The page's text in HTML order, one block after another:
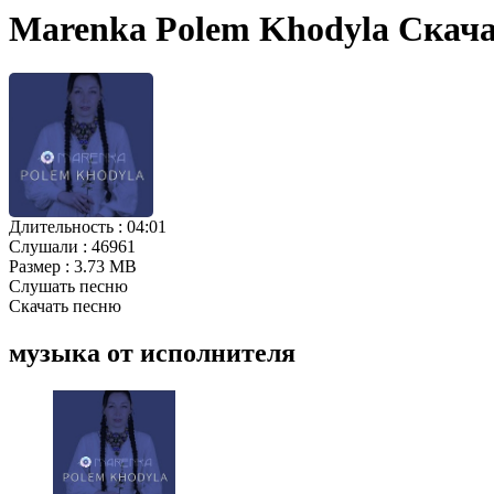
Marenka Polem Khodyla
Длительность : 04:01
Слушали : 46961
Размер : 3.73 MB
Слушать песню
Скачать песню
музыка от исполнителя